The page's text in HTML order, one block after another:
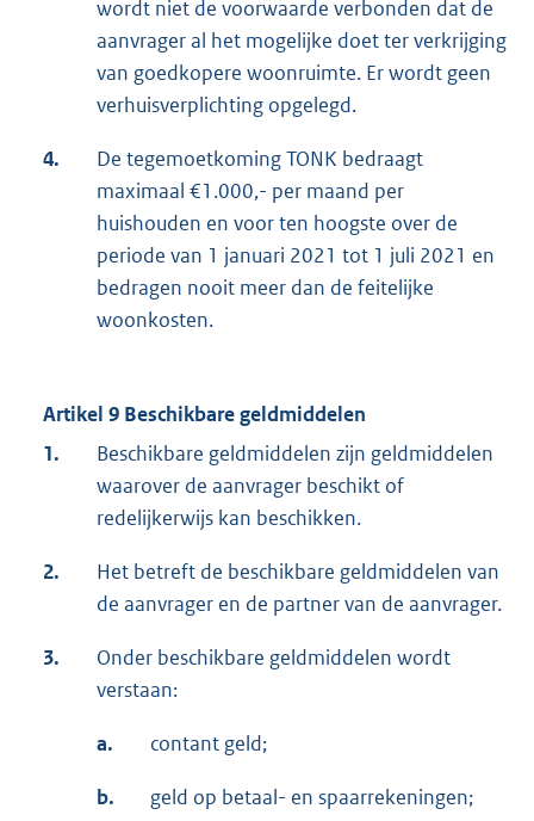
wordt niet de voorwaarde verbonden dat de
aanvrager al het mogelijke doet ter verkrijging
van goedkopere woonruimte. Er wordt geen
verhuisverplichting opgelegd.
4.
De tegemoetkoming TONK bedraagt
maximaal €1.000,- per maand per
huishouden en voor ten hoogste over de
periode van 1 januari 2021 tot 1 juli 2021 en
bedragen nooit meer dan de feitelijke
woonkosten.
Artikel 9 Beschikbare geldmiddelen
1.
Beschikbare geldmiddelen zijn geldmiddelen
waarover de aanvrager beschikt of
redelijkerwijs kan beschikken.
2.
Het betreft de beschikbare geldmiddelen van
de aanvrager en de partner van de aanvrager.
3.
Onder beschikbare geldmiddelen wordt
verstaan:
a. contant geld;
b. geld op betaal- en spaarrekeningen;